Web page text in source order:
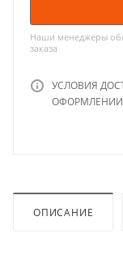
Наши менеджеры
заказа
УСЛОВИЯ
ОФОРМЛЕНИИ
ОПИСАНИЕ